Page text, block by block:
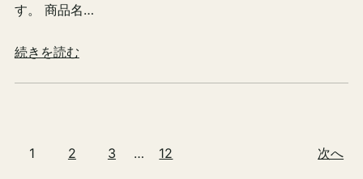
す。 商品名…
続きを読む
1 2 3 … 12 次へ